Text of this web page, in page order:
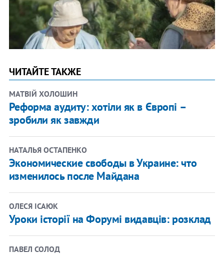
ЧИТАЙТЕ ТАКЖЕ
МАТВІЙ ХОЛОШИН
Реформа аудиту: хотіли як в Європі –
зробили як завжди
НАТАЛЬЯ ОСТАПЕНКО
Экономические свободы в Украине: что
изменилось после Майдана
ОЛЕСЯ ІСАЮК
Уроки історії на Форумі видавців: розклад
ПАВЕЛ СОЛОД